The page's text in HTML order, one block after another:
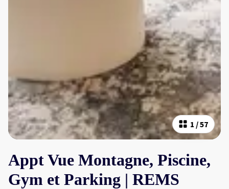
1 /57
Appt Vue Montagne, Piscine,
Gym et Parking | REMS